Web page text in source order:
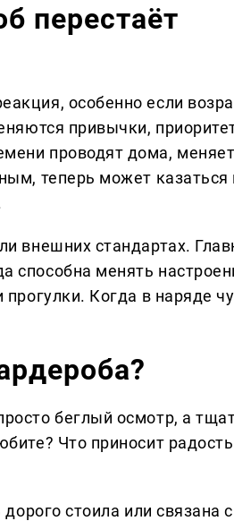
перестаёт
особенно если
привычки,
проводят дома,
теперь может
внешних стандартах.
способна менять
Когда в наряде
беглый осмотр, а
Что приносит
стоила или связана с